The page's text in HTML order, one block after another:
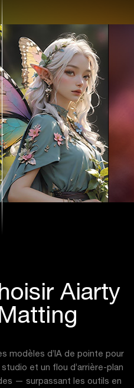
Aiarty
modèles d’IA de pointe pour
et un flou d’arrière-plan
— surpassant les outils en